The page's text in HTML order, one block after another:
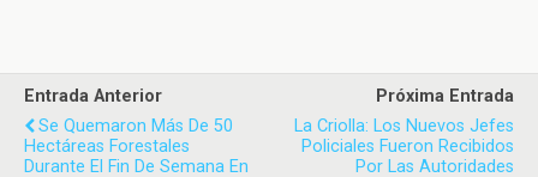
Entrada Anterior
Se Quemaron Más De 50
Hectáreas Forestales
Durante El Fin De Semana En
Próxima Entrada
La Criolla: Los Nuevos Jefes
Policiales Fueron Recibidos
Por Las Autoridades